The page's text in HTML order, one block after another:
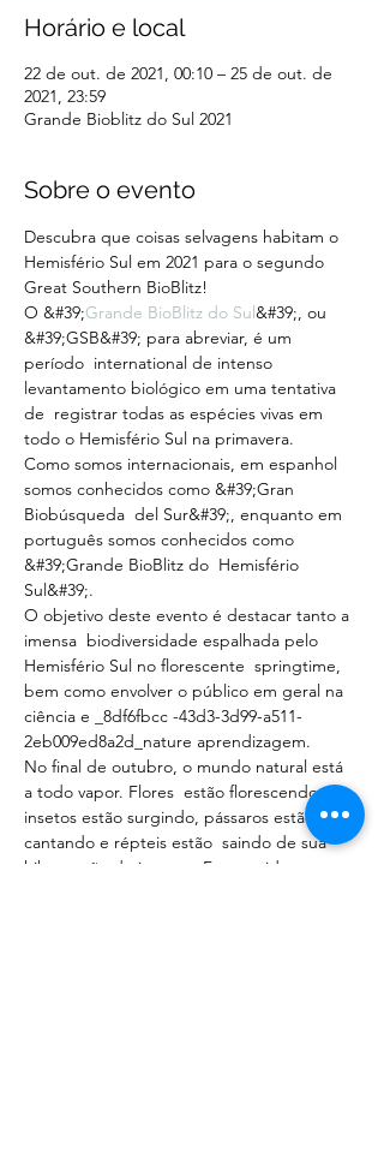
Horário e local
22 de out. de 2021, 00:10 – 25 de out. de
2021, 23:59
Grande Bioblitz do Sul 2021
Sobre o evento
Descubra que coisas selvagens habitam o
Hemisfério Sul em 2021 para o segundo
Great Southern BioBlitz!
O &#39;Grande BioBlitz do Sul&#39;, ou
&#39;GSB&#39; para abreviar, é um
período  international de intenso
levantamento biológico em uma tentativa
de  registrar todas as espécies vivas em
todo o Hemisfério Sul na primavera.
Como somos internacionais, em espanhol
somos conhecidos como &#39;Gran
Biobúsqueda  del Sur&#39;, enquanto em
português somos conhecidos como
&#39;Grande BioBlitz do  Hemisfério
Sul&#39;.
O objetivo deste evento é destacar tanto a
imensa  biodiversidade espalhada pelo
Hemisfério Sul no florescente  springtime,
bem como envolver o público em geral na
ciência e _8df6fbcc -43d3-3d99-a511-
2eb009ed8a2d_nature aprendizagem.
No final de outubro, o mundo natural está
a todo vapor. Flores  estão florescendo,
insetos estão surgindo, pássaros estão
cantando e répteis estão  saindo de sua
hibernação de inverno. Faz sentido para